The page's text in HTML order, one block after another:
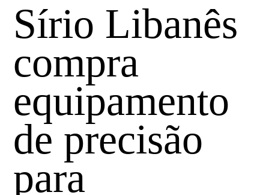
Sírio Libanês
compra
equipamento
de precisão
para